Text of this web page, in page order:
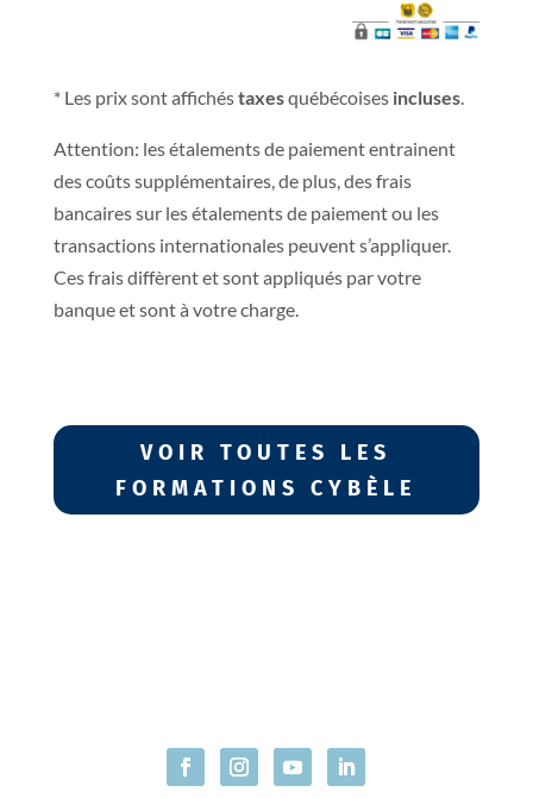
* Les prix sont affichéstaxesquébécoises incluses.
Attention: les étalements de paiement entrainent
des coûts supplémentaires, de plus, des frais
bancaires sur les étalements de paiement ou les
transactions internationales peuvent s’appliquer.
Ces frais diffèrent et sont appliqués par votre
banque et sont à votre charge.
VOIR TOUTES LES
FORMATIONS CYBÈLE